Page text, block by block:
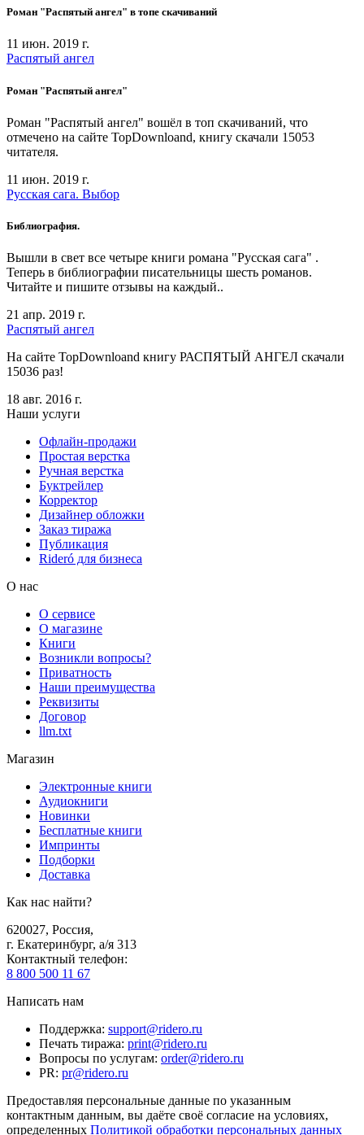
Роман "Распятый ангел" в топе скачиваний
11 июн. 2019 г.
Распятый ангел
Роман "Распятый ангел"
Роман "Распятый ангел" вошёл в топ скачиваний, что
отмечено на сайте TopDownloand, книгу скачали 15053
читателя.
11 июн. 2019 г.
Русская сага. Выбор
Библиография.
Вышли в свет все четыре книги романа "Русская сага" .
Теперь в библиографии писательницы шесть романов.
Читайте и пишите отзывы на каждый..
21 апр. 2019 г.
Распятый ангел
На сайте TopDownloand книгу РАСПЯТЫЙ АНГЕЛ скачали
15036 раз!
18 авг. 2016 г.
Наши услуги
Офлайн-продажи
Простая верстка
Ручная верстка
Буктрейлер
Корректор
Дизайнер обложки
Заказ тиража
Публикация
Rideró для бизнеса
О нас
О сервисе
О магазине
Книги
Возникли вопросы?
Приватность
Наши преимущества
Реквизиты
Договор
llm.txt
Магазин
Электронные книги
Аудиокниги
Новинки
Бесплатные книги
Импринты
Подборки
Доставка
Как нас найти?
620027, Россия,
г. Екатеринбург, а/я 313
Контактный телефон:
8 800 500 11 67
Написать нам
Поддержка: support@ridero.ru
Печать тиража: print@ridero.ru
Вопросы по услугам: order@ridero.ru
PR: pr@ridero.ru
Предоставляя персональные данные по указанным
контактным данным, вы даёте своё согласие на условиях,
определенных Политикой обработки персональных данных